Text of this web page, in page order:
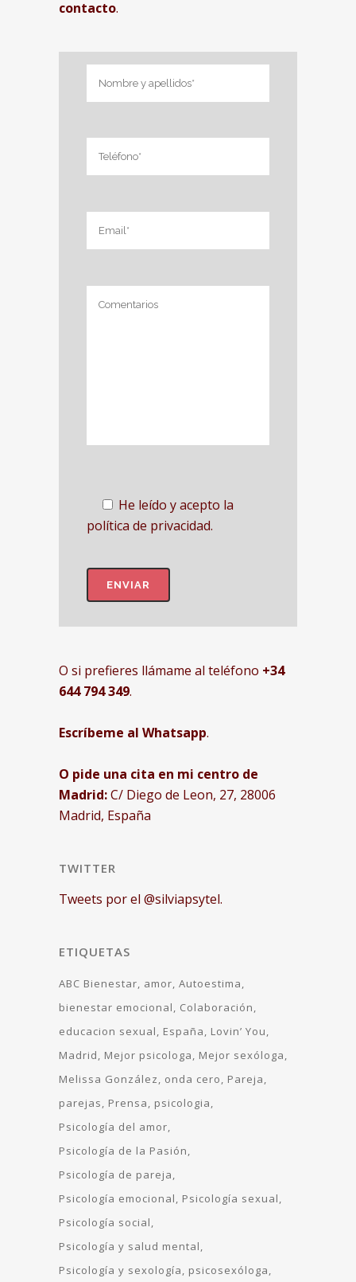
contacto.
He leído y acepto la
política de privacidad.
O si prefieres llámame al teléfono +34
644 794 349.
Escríbeme al Whatsapp.
O pide una cita en mi centro de
Madrid:C/ Diego de Leon, 27, 28006
Madrid, España
TWITTER
Tweets por el @silviapsytel.
ETIQUETAS
ABC Bienestar amor Autoestima
bienestar emocional
Colaboración
educacion sexual
España
Lovin’ You
Madrid
Mejor psicologa
Mejor sexóloga
Melissa González
onda cero
Pareja
parejas
Prensa
psicologia
Psicología del amor
Psicología de la Pasión
Psicología de pareja
Psicología emocional
Psicología sexual
Psicología social
Psicología y salud mental
Psicología y sexología
psicosexóloga